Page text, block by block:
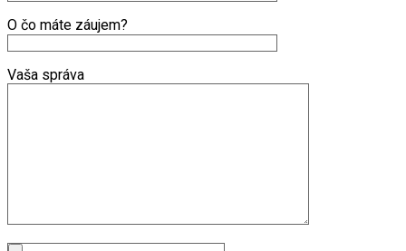
O čo máte záujem?
Vaša správa